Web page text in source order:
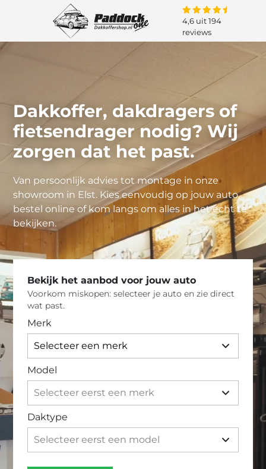
4,6 uit 194
reviews
Dakkoffer, dakdragers of
fietsendrager nodig? Wij
zorgen dat het past.
Van persoonlijk advies tot montage in onze
showroom in Elst. Kies eenvoudig op jouw auto,
bestel online of kom langs om alles in het echt te
bekijken.
Bekijk het aanbod voor jouw auto
Voorkom miskopen: selecteer je auto en zie direct
wat past.
Merk
Model
Daktype